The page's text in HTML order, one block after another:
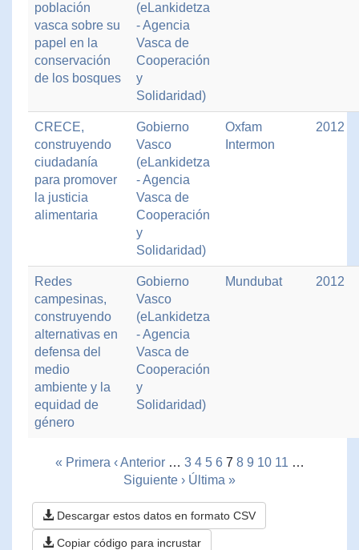
población
vasca sobre su
papel en la
conservación
de los bosques
(eLankidetza
- Agencia
Vasca de
Cooperación
y
Solidaridad)
CRECE,
construyendo
ciudadanía
para promover
la justicia
alimentaria
Gobierno
Vasco
(eLankidetza
- Agencia
Vasca de
Cooperación
y
Solidaridad)
Oxfam
Intermon
2012
Redes
campesinas,
construyendo
alternativas en
defensa del
medio
ambiente y la
equidad de
género
Gobierno
Vasco
(eLankidetza
- Agencia
Vasca de
Cooperación
y
Solidaridad)
Mundubat 2012
« Primera ‹ Anterior … 3 4 5 6 7 8 9 10 11 …
Siguiente › Última »
Descargar estos datos en formato CSV
Copiar código para incrustar